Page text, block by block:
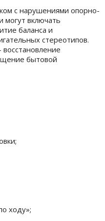
с нарушениями опорно-
могут включать
баланса и
стереотипов.
бытовой
ходу»;